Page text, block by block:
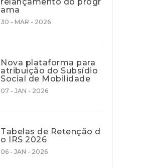
ama
30 - MAR - 2026
Nova plataforma para
atribuição do Subsídio
Social de Mobilidade
07 - JAN - 2026
Tabelas de Retenção d
o IRS 2026
06 - JAN - 2026